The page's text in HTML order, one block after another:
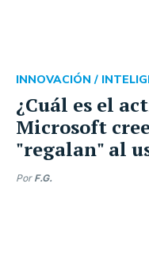
¿Cuál es el
Microsoft
"regalan" al
INNOVACIÓN /
Por F.G.